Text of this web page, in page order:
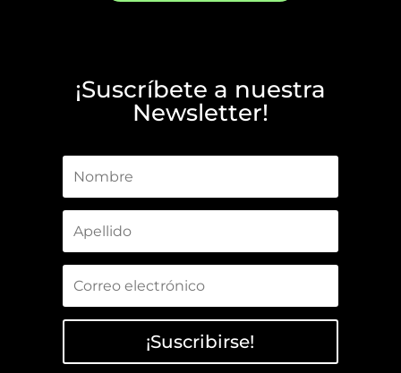
¡Suscríbete a nuestra
Newsletter!
¡Suscribirse!